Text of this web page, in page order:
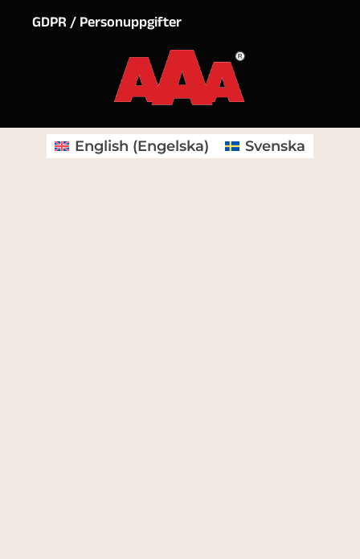
GDPR / Personuppgifter
English (Engelska) Svenska